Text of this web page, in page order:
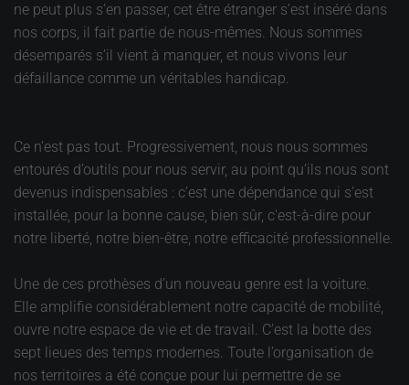
ne peut plus s’en passer, cet être étranger s’est inséré dans
nos corps, il fait partie de nous-mêmes. Nous sommes
désemparés s’il vient à manquer, et nous vivons leur
défaillance comme un véritables handicap.
Ce n’est pas tout. Progressivement, nous nous sommes
entourés d’outils pour nous servir, au point qu’ils nous sont
devenus indispensables : c’est une dépendance qui s’est
installée, pour la bonne cause, bien sûr, c'est-à-dire pour
notre liberté, notre bien-être, notre efficacité professionnelle.
Une de ces prothèses d’un nouveau genre est la voiture.
Elle amplifie considérablement notre capacité de mobilité,
ouvre notre espace de vie et de travail. C’est la botte des
sept lieues des temps modernes. Toute l’organisation de
nos territoires a été conçue pour lui permettre de se